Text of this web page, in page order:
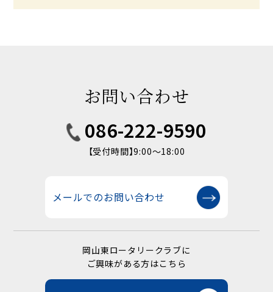
お問い合わせ
086-222-9590
【受付時間】9:00〜18:00
メールでのお問い合わせ
岡山東ロータリークラブに
ご興味がある方はこちら